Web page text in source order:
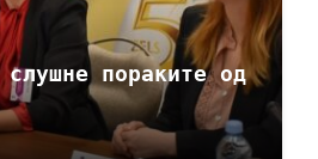
пораките од